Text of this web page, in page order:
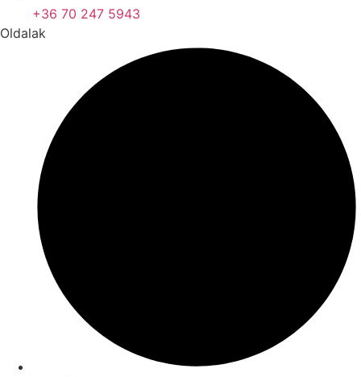
+36 70 247 5943
Oldalak